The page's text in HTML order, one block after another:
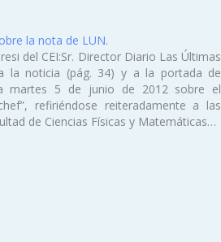
la nota de LUN.
del CEI:Sr. Director Diario Las Últimas
la noticia (pág. 34) y a la portada de
martes 5 de junio de 2012 sobre el
refiriéndose reiteradamente a las
de Ciencias Físicas y Matemáticas…